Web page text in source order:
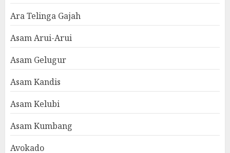
Ara Telinga Gajah
Asam Arui-Arui
Asam Gelugur
Asam Kandis
Asam Kelubi
Asam Kumbang
Avokado